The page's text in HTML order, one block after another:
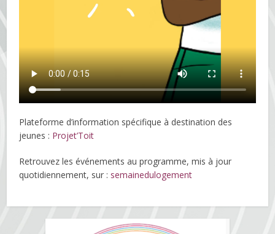
Plateforme d’information spécifique à destination des
jeunes : Projet’Toit
Retrouvez les événements au programme, mis à jour
quotidiennement, sur : semainedulogement